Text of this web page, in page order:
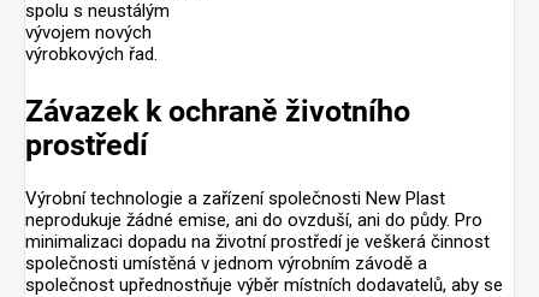
spolu s neustálým
vývojem nových
výrobkových řad.
Závazek k ochraně životního
prostředí
Výrobní technologie a zařízení společnosti New Plast
neprodukuje žádné emise, ani do ovzduší, ani do půdy. Pro
minimalizaci dopadu na životní prostředí je veškerá činnost
společnosti umístěná v jednom výrobním závodě a
společnost upřednostňuje výběr místních dodavatelů, aby se